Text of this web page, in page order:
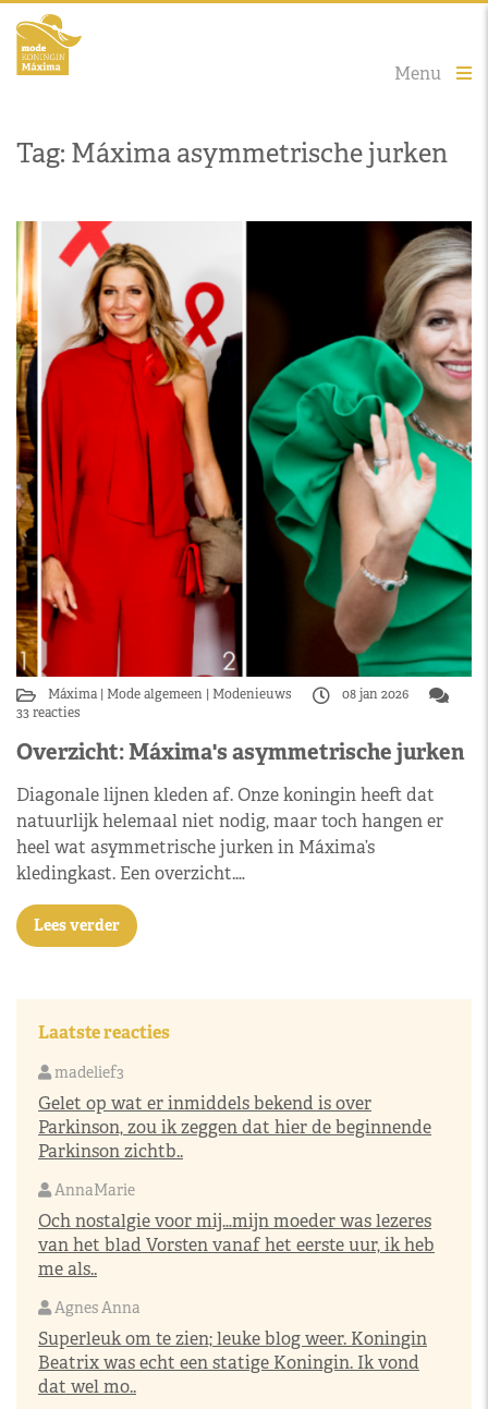
Menu
Tag: Máxima asymmetrische jurken
Máxima Mode algemeen Modenieuws
08 jan 2026
33 reacties
Overzicht: Máxima's asymmetrische jurken
Diagonale lijnen kleden af. Onze koningin heeft dat
natuurlijk helemaal niet nodig, maar toch hangen er
heel wat asymmetrische jurken in Máxima’s
kledingkast. Een overzicht.…
Lees verder
Laatste reacties
madelief3
Gelet op wat er inmiddels bekend is over
Parkinson, zou ik zeggen dat hier de beginnende
Parkinson zichtb..
AnnaMarie
Och nostalgie voor mij…mijn moeder was lezeres
van het blad Vorsten vanaf het eerste uur, ik heb
me als..
Agnes Anna
Superleuk om te zien; leuke blog weer. Koningin
Beatrix was echt een statige Koningin. Ik vond
dat wel mo..